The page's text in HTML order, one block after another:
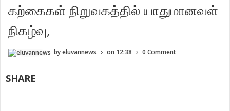
கற்கைகள் நிறுவகத்தில் யாதுமானவள்
நிகழ்வு,
byeluvannews on 12:38 0 Comment
SHARE